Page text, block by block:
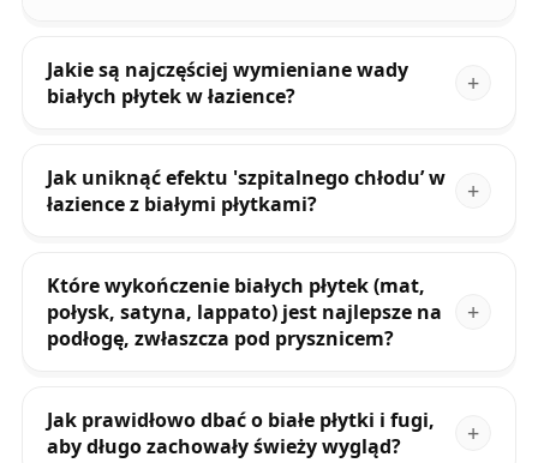
Jakie są najczęściej wymieniane wady
białych płytek w łazience?
Jak uniknąć efektu 'szpitalnego chłodu’ w
łazience z białymi płytkami?
Które wykończenie białych płytek (mat,
połysk, satyna, lappato) jest najlepsze na
podłogę, zwłaszcza pod prysznicem?
Jak prawidłowo dbać o białe płytki i fugi,
aby długo zachowały świeży wygląd?